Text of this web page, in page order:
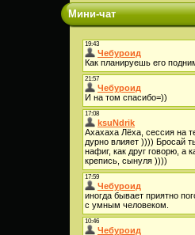
Мини-чат